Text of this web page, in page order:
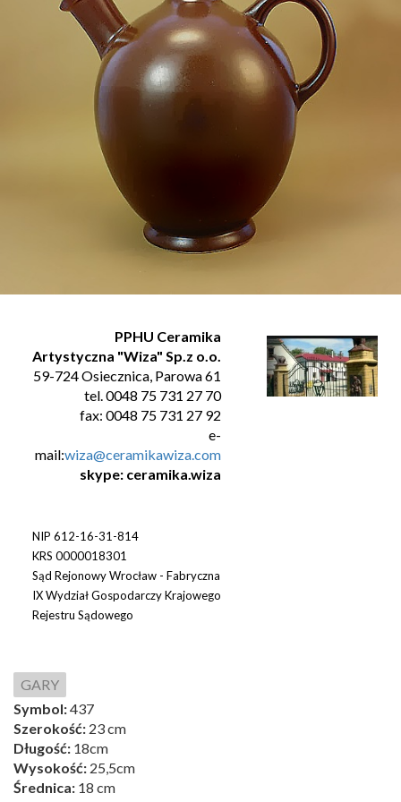
PPHU Ceramika
Artystyczna "Wiza" Sp.z o.o.
59-724 Osiecznica, Parowa 61
tel. 0048 75 731 27 70
fax: 0048 75 731 27 92
e-
mail:wiza@ceramikawiza.com
skype: ceramika.wiza
NIP 612-16-31-814
KRS 0000018301
Sąd Rejonowy Wrocław - Fabryczna
IX Wydział Gospodarczy Krajowego
Rejestru Sądowego
GARY
Symbol:437
Szerokość: 23 cm
Długość: 18cm
Wysokość: 25,5cm
Średnica: 18 cm